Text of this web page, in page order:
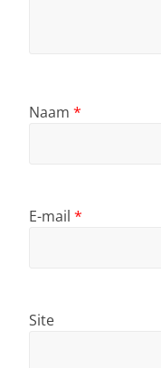
Naam *
E-mail *
Site